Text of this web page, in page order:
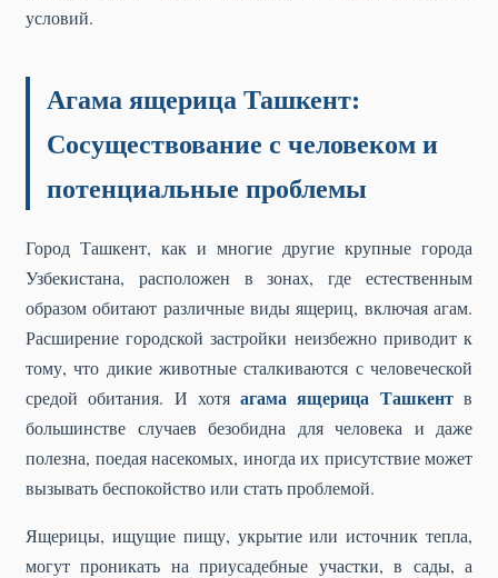
условий.
Агама ящерица Ташкент:
Сосуществование с человеком и
потенциальные проблемы
Город Ташкент, как и многие другие крупные города
Узбекистана, расположен в зонах, где естественным
образом обитают различные виды ящериц, включая агам.
Расширение городской застройки неизбежно приводит к
тому, что дикие животные сталкиваются с человеческой
средой обитания. И хотяагама ящерица Ташкентв
большинстве случаев безобидна для человека и даже
полезна, поедая насекомых, иногда их присутствие может
вызывать беспокойство или стать проблемой.
Ящерицы, ищущие пищу, укрытие или источник тепла,
могут проникать на приусадебные участки, в сады, а